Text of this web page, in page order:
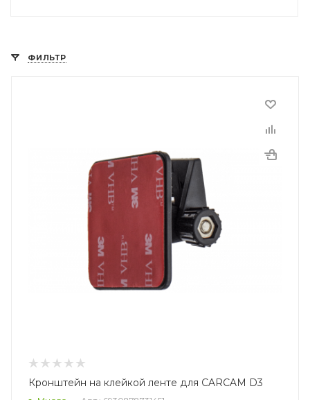
ФИЛЬТР
Кронштейн на клейкой ленте для CARCAM D3